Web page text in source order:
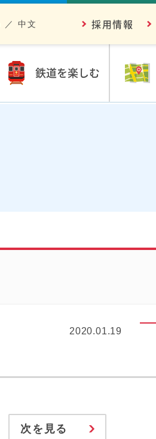
鉄道を楽しむ
採用情報
中文
2020.01.19
次を見る